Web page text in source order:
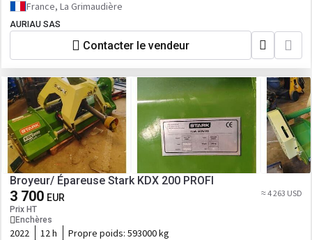
France, La Grimaudière
AURIAU SAS
Contacter le vendeur
Broyeur/ Épareuse Stark KDX 200 PROFI
3 700 EUR
Prix HT
Enchères
≈ 4 263 USD
2022 12 h Propre poids: 593000 kg